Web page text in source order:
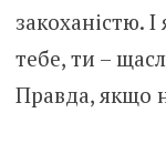
закоханістю.
тебе, ти –
Правда, якщо